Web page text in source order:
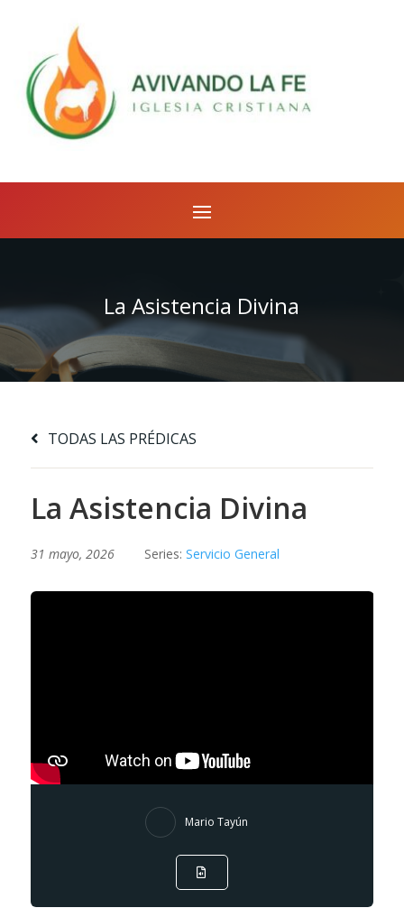
La Asistencia Divina
TODAS LAS PRÉDICAS
La Asistencia Divina
31 mayo, 2026 Series: Servicio General
Mario Tayún